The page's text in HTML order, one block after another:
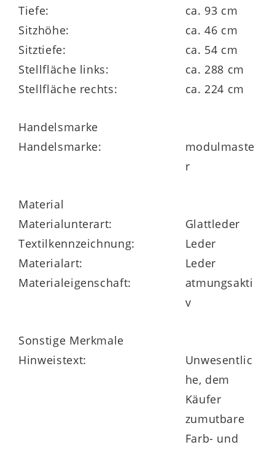
Ihnen durch die für Modulmaster
charakteristische
Planungsvielfalt
zahlreiche Möglichkeiten zur
Individualisierung – optisch und auch
funktional.
Sie profitieren von einer
großen Auswahl
. Zudem wählen Sie
Armlehnvarianten
Highlights der individuell planbaren Serie
gehören diedrei Sitzqualitäten:
Erhältlich sind Kaltschaum, Federkern
sowie gegen Mehrpreis auch Boxspring.
Darüber hinaus können Sie die
motorischen Funktionen erweitern.
Tiefe:
ca. 93 cm
Sitzhöhe:
ca. 46 cm
Sitztiefe:
ca. 54 cm
Stellfläche links:
ca. 288 cm
Stellfläche rechts:
ca. 224 cm
Handelsmarke
Handelsmarke:
modulmaste
r
Material
Materialunterart:
Glattleder
Textilkennzeichnung:
Leder
Materialart:
Leder
Materialeigenschaft:
atmungsakti
v
Sonstige Merkmale
Hinweistext:
Unwesentlic
he, dem
Käufer
zumutbare
Farb- und